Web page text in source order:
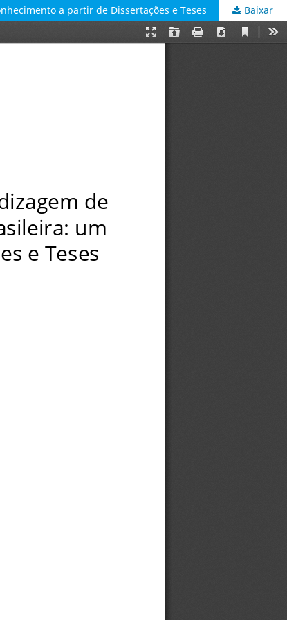
a partir de Dissertações e Teses Baixar